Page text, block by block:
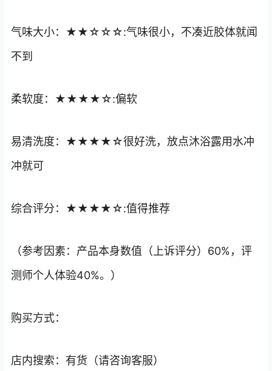
气味大小：★★☆☆☆:气味很小，不凑近胶体就闻
不到
柔软度：★★★★☆:偏软
易清洗度：★★★★☆很好洗，放点沐浴露用水冲
冲就可
综合评分：★★★★☆:值得推荐
（参考因素：产品本身数值（上诉评分）60%，评
测师个人体验40%。）
购买方式：
店内搜索：有货（请咨询客服）